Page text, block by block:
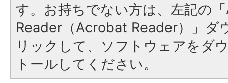
す。お持ちでない方は、左記の
Reader（Acrobat Reader）」ダ
リックして、ソフトウェアをダ
トールしてください。